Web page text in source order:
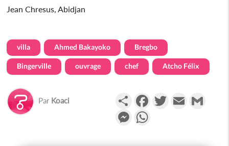
Jean Chresus, Abidjan
villa Ahmed Bakayoko Bregbo
Bingerville ouvrage chef Atcho Félix
Par Koaci PartagerFacebookTwitterEmail
Messenger